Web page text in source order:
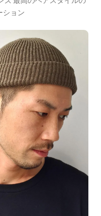
ション